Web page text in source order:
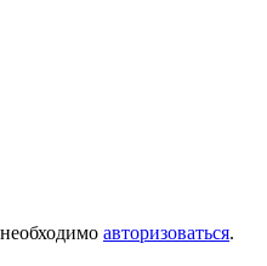
авторизоваться.